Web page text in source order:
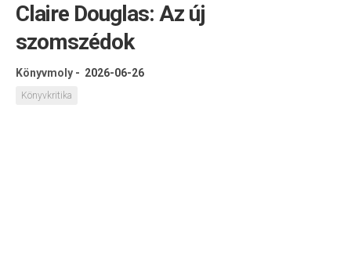
Claire Douglas: Az új
szomszédok
Könyvmoly - 2026-06-26
Könyvkritika